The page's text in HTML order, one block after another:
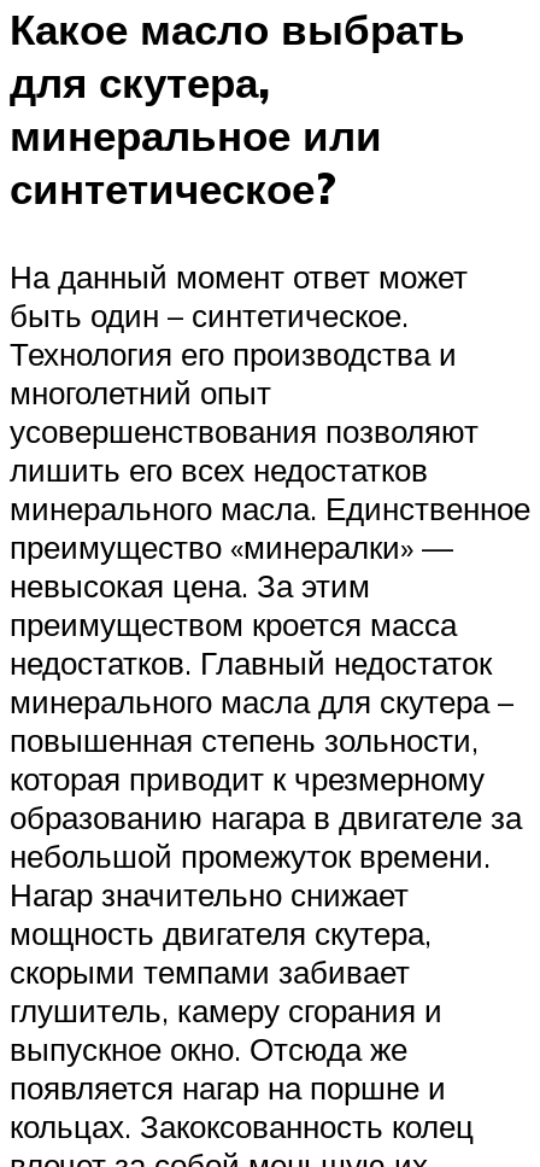
Какое масло выбрать
для скутера,
минеральное или
синтетическое?
На данный момент ответ может
быть один – синтетическое.
Технология его производства и
многолетний опыт
усовершенствования позволяют
лишить его всех недостатков
минерального масла. Единственное
преимущество «минералки» —
невысокая цена. За этим
преимуществом кроется масса
недостатков. Главный недостаток
минерального масла для скутера –
повышенная степень зольности,
которая приводит к чрезмерному
образованию нагара в двигателе за
небольшой промежуток времени.
Нагар значительно снижает
мощность двигателя скутера,
скорыми темпами забивает
глушитель, камеру сгорания и
выпускное окно. Отсюда же
появляется нагар на поршне и
кольцах. Закоксованность колец